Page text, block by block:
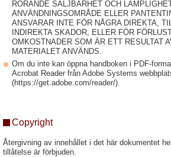
RÖRANDE SÄLJBARHET OCH
ANVÄNDNINGSOMRÅDE ELLER
ANSVARAR INTE FÖR NÅGRA DIREKTA,
INDIREKTA SKADOR, ELLER FÖR
OMKOSTNADER SOM ÄR ETT RESULTAT
MATERIALET ANVÄNDS.
Om du inte kan öppna handboken i PDF-
Acrobat Reader från Adobe Systems
(https://get.adobe.com/reader/).
Copyright
Återgivning av innehållet i det här dokumentet
tillåtelse är förbjuden.